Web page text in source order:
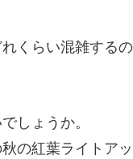
くらい混雑す
しょうか。
の紅葉ライトア